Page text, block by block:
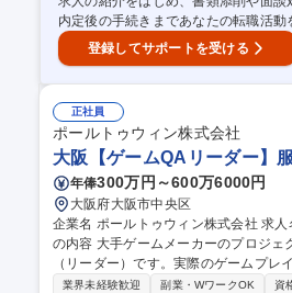
内定後の手続きまであなたの転職活動
登録してサポートを受ける
正社員
ポールトゥウィン株式会社
大阪【ゲームQAリーダー】
年俸300万円～600万6000円
大阪府大阪市中央区
企業名 ポールトゥウィン株式会社 求人名 大阪【ゲームQAリーダー】服装・髪型自由｜上場G企業で安定◎ 仕事
の内容 大手ゲームメーカーのプロジ
（リーダー）です。実際のゲームプ
ます。 【具体的なミッション】■チーム牽引:メンバーの育成や指導、適切なタスク配置 ■プロジェクト推進:テス
業界未経験歓迎 副業・WワークOK 資